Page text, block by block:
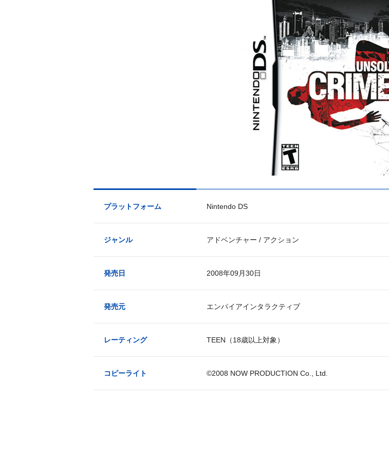
プラットフォーム Nintendo DS
ジャンル アドベンチャー / アクション
発売日 2008年09月30日
発売元 エンパイアインタラクティブ
レーティング TEEN（18歳以上対象）
コピーライト ©2008 NOW PRODUCTION Co., Ltd.